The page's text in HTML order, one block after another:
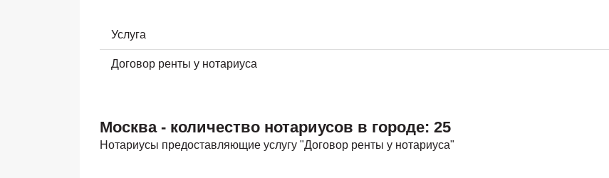
Услуга
Договор ренты у нотариуса
Москва - количество нотариусов в городе: 25
Нотариусы предоставляющие услугу "Договор ренты у нотариуса"